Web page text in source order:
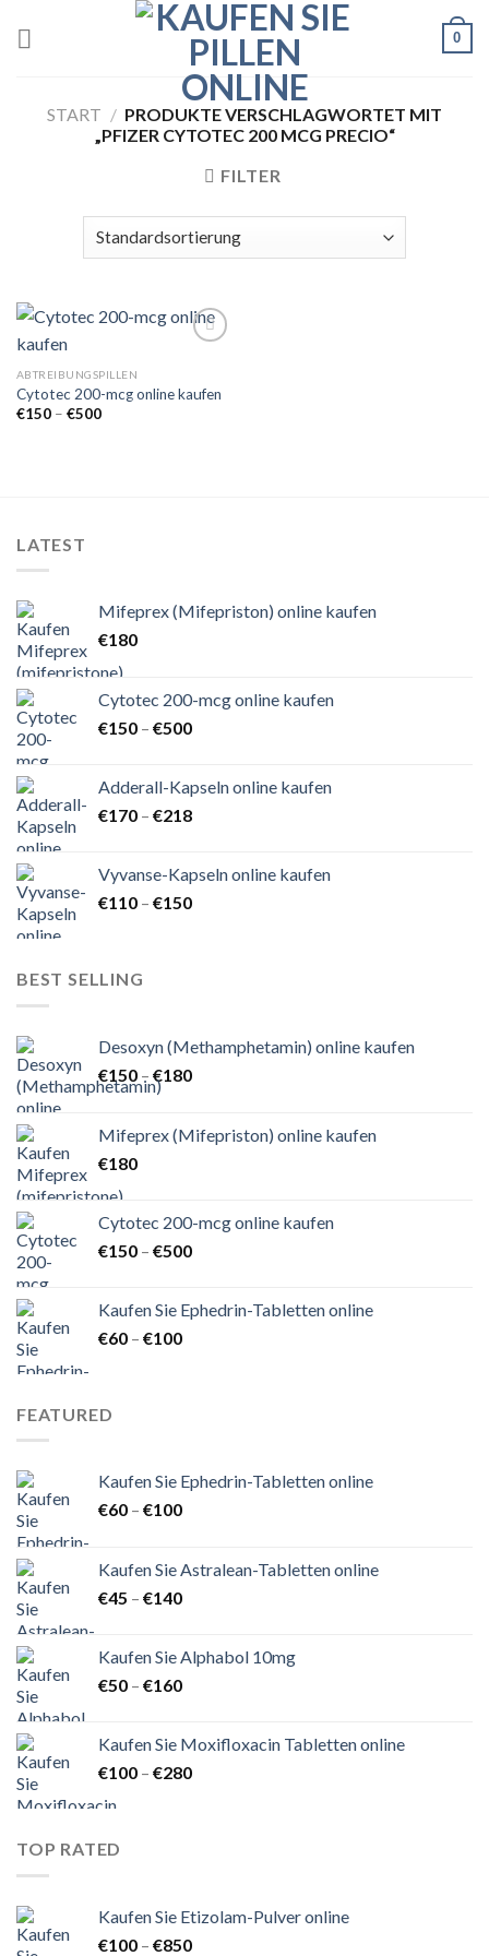
0
START / PRODUKTE VERSCHLAGWORTET MIT
„PFIZER CYTOTEC 200 MCG PRECIO“
FILTER
Add to
ABTREIBUNGSPILLEN
Cytotec 200-mcg online kaufen
€150 – €500Preisspanne:
LATEST
Mifeprex (Mifepriston) online kaufen
€180
Cytotec 200-mcg online kaufen
€150 – €500Preisspanne:
€500
Adderall-Kapseln online kaufen
€170 – €218Preisspanne:
€218
Vyvanse-Kapseln online kaufen
€110 – €150Preisspanne:
BEST SELLING
Desoxyn (Methamphetamin) online kaufen
€150 – €180Preisspanne:
€180
Mifeprex (Mifepriston) online kaufen
€180
Cytotec 200-mcg online kaufen
€150 – €500Preisspanne:
€500
Kaufen Sie Ephedrin-Tabletten online
€60 – €100Preisspanne:
FEATURED
Kaufen Sie Ephedrin-Tabletten online
€60 – €100Preisspanne:
€100
Kaufen Sie Astralean-Tabletten online
€45 – €140Preisspanne:
€140
Kaufen Sie Alphabol 10mg
€50 – €160Preisspanne:
€160
Kaufen Sie Moxifloxacin Tabletten online
€100 – €280Preisspanne:
TOP RATED
Kaufen Sie Etizolam-Pulver online
€100 – €850Preisspanne: